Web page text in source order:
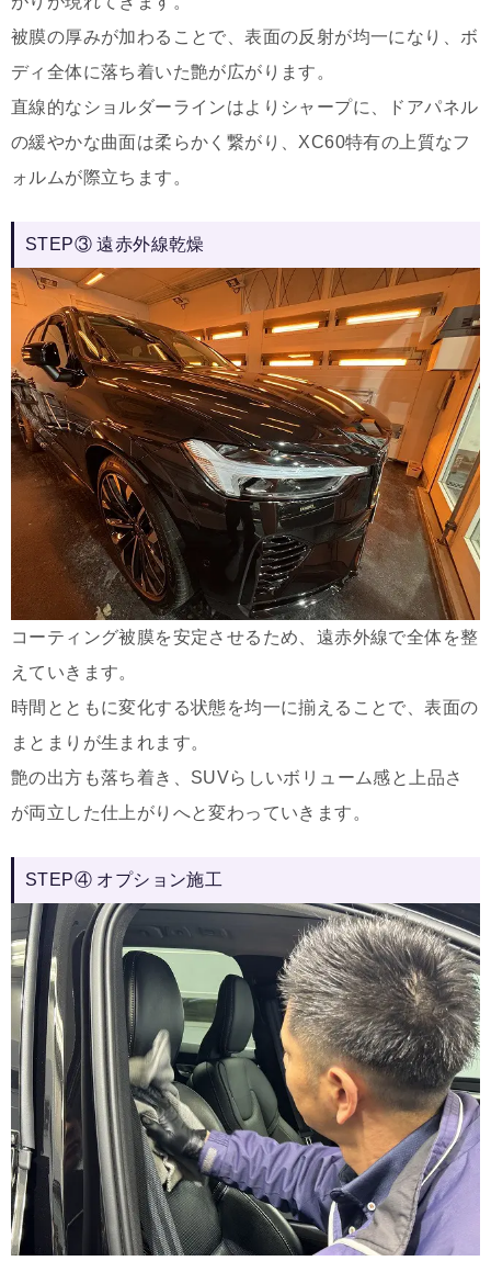
被膜の厚みが加わることで、表面の反射が均一になり、ボ
ディ全体に落ち着いた艶が広がります。
直線的なショルダーラインはよりシャープに、ドアパネル
の緩やかな曲面は柔らかく繋がり、XC60特有の上質なフ
ォルムが際立ちます。
STEP③ 遠赤外線乾燥
コーティング被膜を安定させるため、遠赤外線で全体を整
えていきます。
時間とともに変化する状態を均一に揃えることで、表面の
まとまりが生まれます。
艶の出方も落ち着き、SUVらしいボリューム感と上品さ
が両立した仕上がりへと変わっていきます。
STEP④ オプション施工